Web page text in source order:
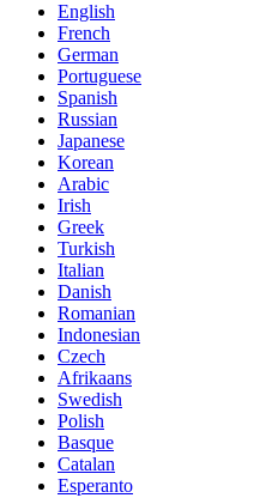
English
French
German
Portuguese
Spanish
Russian
Japanese
Korean
Arabic
Irish
Greek
Turkish
Italian
Danish
Romanian
Indonesian
Czech
Afrikaans
Swedish
Polish
Basque
Catalan
Esperanto